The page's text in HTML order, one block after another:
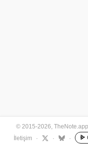
© 2015-2026, TheNote.app
İletişim
· · ·